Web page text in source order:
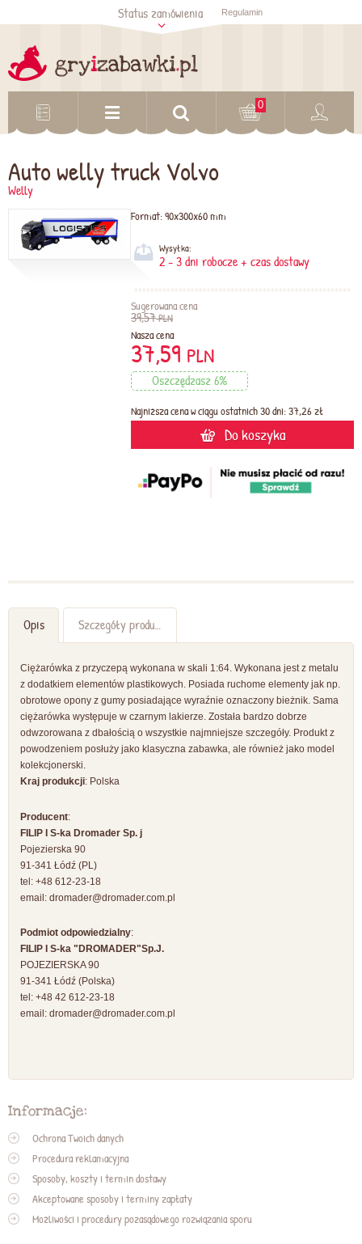
Sprawdź status
zamówienia
Status zamówienia Regulamin
0
Auto welly truck Volvo
Welly
Format:90x300x60 mm
Wysyłka:
2 - 3 dni robocze + czas dostawy
Sugerowana cena
39,57PLN
Nasza cena
37,59 PLN
Oszczędzasz 6%
Najniższa cena w ciągu ostatnich 30 dni: 37,26 zł
Do koszyka
Opis Szczegóły produktu
Ciężarówka z przyczepą wykonana w skali 1:64. Wykonana jest z metalu
z dodatkiem elementów plastikowych. Posiada ruchome elementy jak np.
obrotowe opony z gumy posiadające wyraźnie oznaczony bieżnik. Sama
ciężarówka występuje w czarnym lakierze. Została bardzo dobrze
odwzorowana z dbałością o wszystkie najmniejsze szczegóły. Produkt z
powodzeniem posłuży jako klasyczna zabawka, ale również jako model
kolekcjonerski.
Kraj produkcji: Polska
Producent:
FILIP I S-ka Dromader Sp. j
Pojezierska 90
91-341 Łódź (PL)
tel: +48 612-23-18
email: dromader@dromader.com.pl
Podmiot odpowiedzialny:
FILIP I S-ka "DROMADER"Sp.J.
POJEZIERSKA 90
91-341 Łódź (Polska)
tel: +48 42 612-23-18
email: dromader@dromader.com.pl
Informacje:
Ochrona Twoich danych
Procedura reklamacyjna
Sposoby, koszty i termin dostawy
Akceptowane sposoby i terminy zapłaty
Możliwości i procedury pozasądowego rozwiązania sporu